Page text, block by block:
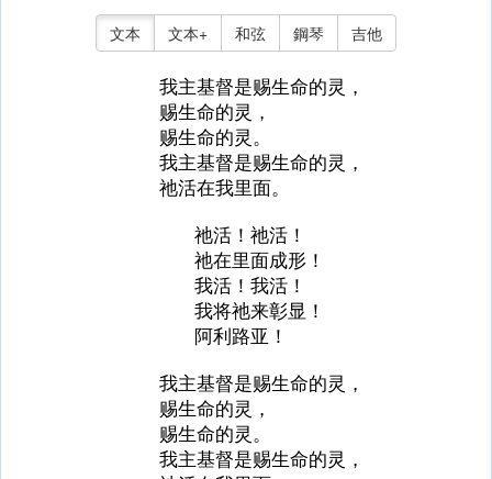
文本 文本+ 和弦 鋼琴 吉他
我主基督是赐生命的灵，
赐生命的灵，
赐生命的灵。
我主基督是赐生命的灵，
祂活在我里面。
祂活！祂活！
祂在里面成形！
我活！我活！
我将祂来彰显！
阿利路亚！
我主基督是赐生命的灵，
赐生命的灵，
赐生命的灵。
我主基督是赐生命的灵，